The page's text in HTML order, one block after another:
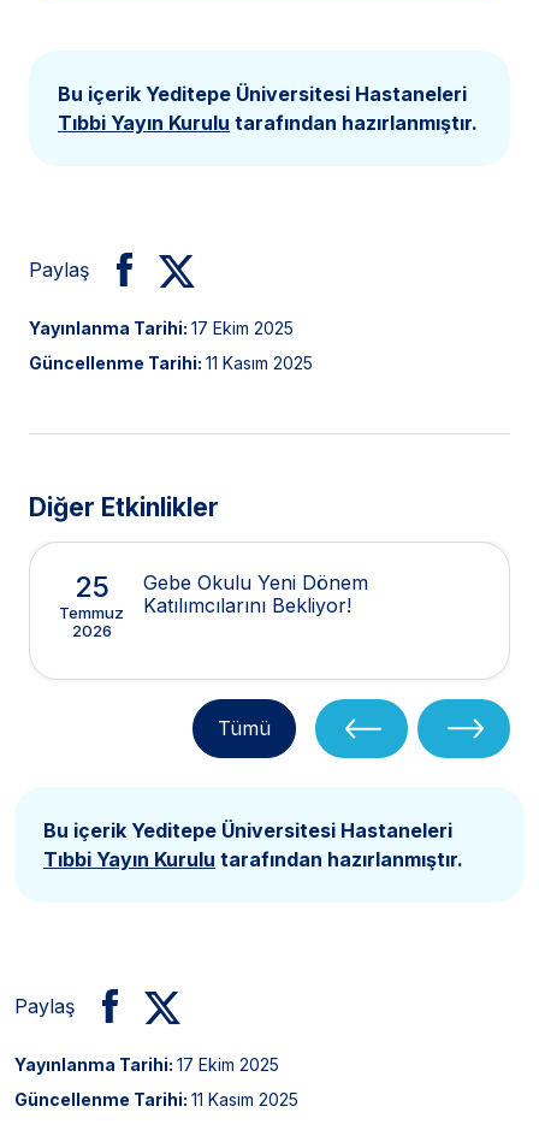
Bu içerik Yeditepe Üniversitesi Hastaneleri
Tıbbi Yayın Kurulu tarafından hazırlanmıştır.
Paylaş
Yayınlanma Tarihi: 17 Ekim 2025
Güncellenme Tarihi: 11 Kasım 2025
Diğer Etkinlikler
25
Temmuz
2026
Gebe Okulu Yeni Dönem
Katılımcılarını Bekliyor!
Tümü
Bu içerik Yeditepe Üniversitesi Hastaneleri
Tıbbi Yayın Kurulu tarafından hazırlanmıştır.
Paylaş
Yayınlanma Tarihi: 17 Ekim 2025
Güncellenme Tarihi: 11 Kasım 2025